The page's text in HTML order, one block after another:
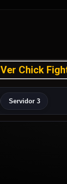
Ver Chick
Servidor 3